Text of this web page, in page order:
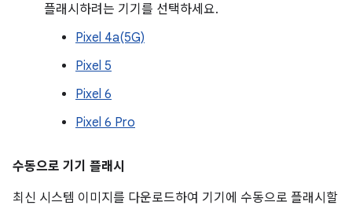
플래시하려는 기기를 선택하세요.
Pixel 4a(5G)
Pixel 5
Pixel 6
Pixel 6 Pro
수동으로 기기 플래시
최신 시스템 이미지를 다운로드하여 기기에 수동으로 플래시할